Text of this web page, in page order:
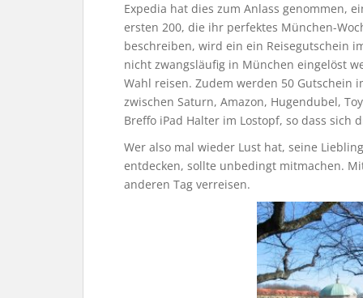
Expedia hat dies zum Anlass genommen,
ersten 200, die ihr perfektes München-
beschreiben, wird ein ein Reisegutschein
nicht zwangsläufig in München eingelöst
Wahl reisen. Zudem werden 50 Gutschein
zwischen Saturn, Amazon, Hugendubel,
Breffo iPad Halter im Lostopf, so dass sich
Wer also mal wieder Lust hat, seine
entdecken, sollte unbedingt mitmachen.
anderen Tag verreisen.